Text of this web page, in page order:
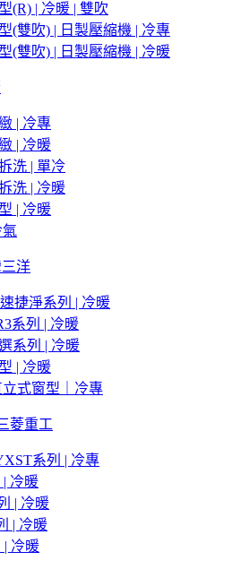
(R) | 冷暖 | 雙吹
(雙吹) | 日製壓縮機 | 冷專
(雙吹) | 日製壓縮機 | 冷暖
| 冷專
| 冷暖
洗 | 單冷
洗 | 冷暖
| 冷暖
氣
洋
捷淨系列 | 冷暖
系列 | 冷暖
系列 | 冷暖
| 冷暖
式窗型｜冷專
菱重工
系列 | 冷專
| 冷暖
| 冷暖
| 冷暖
| 冷暖